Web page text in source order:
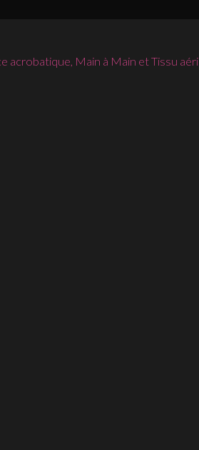
acrobatique, Main à Main et Tissu